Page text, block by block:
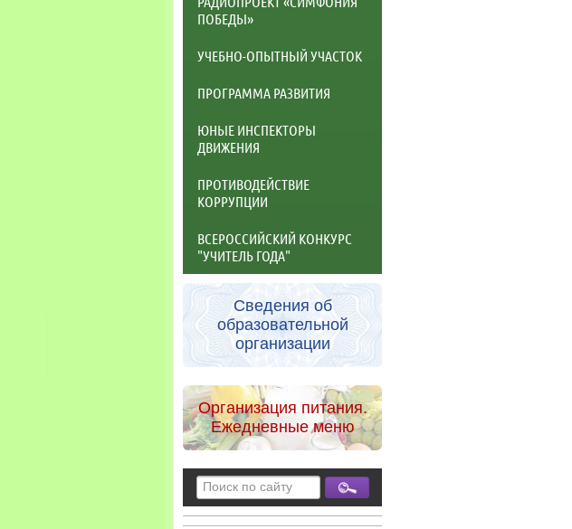
ПОБЕДЫ»
УЧЕБНО-ОПЫТНЫЙ УЧАСТОК
ПРОГРАММА РАЗВИТИЯ
ЮНЫЕ ИНСПЕКТОРЫ
ДВИЖЕНИЯ
ПРОТИВОДЕЙСТВИЕ
КОРРУПЦИИ
ВСЕРОССИЙСКИЙ КОНКУРС
"УЧИТЕЛЬ ГОДА"
Сведения об
образовательной
организации
Организация питания.
Ежедневные меню